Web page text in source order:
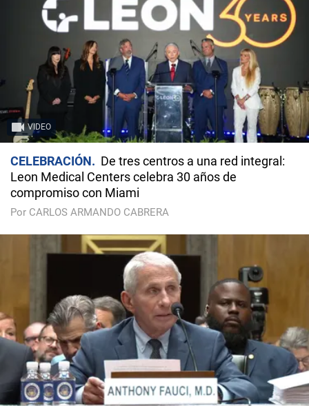
VIDEO
CELEBRACIÓN
De tres centros a una red integral:
Leon Medical Centers celebra 30 años de
compromiso con Miami
Por CARLOS ARMANDO CABRERA